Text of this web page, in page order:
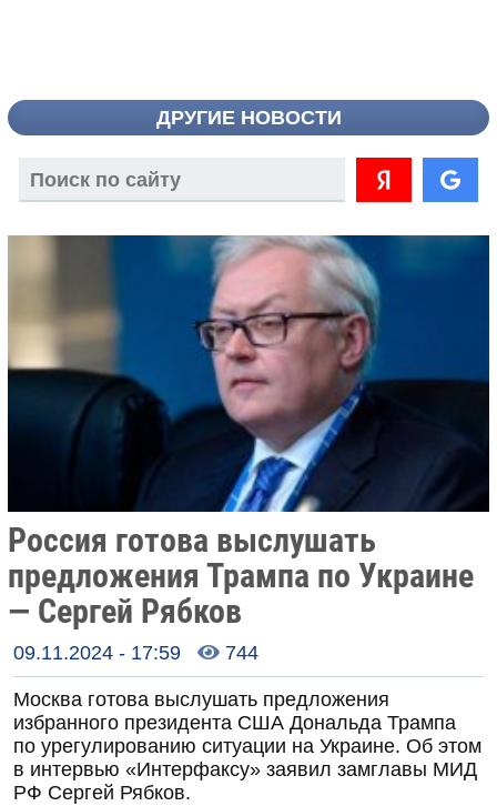
ДРУГИЕ НОВОСТИ
Россия готова выслушать
предложения Трампа по Украине
— Сергей Рябков
09.11.2024 - 17:59  744
Москва готова выслушать предложения
избранного президента США Дональда Трампа
по урегулированию ситуации на Украине. Об этом
в интервью «Интерфаксу» заявил замглавы МИД
РФ Сергей Рябков.